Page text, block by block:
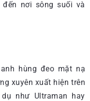
nơi sông suối và
hùng đeo mặt nạ
xuyên xuất hiện trên
như Ultraman hay